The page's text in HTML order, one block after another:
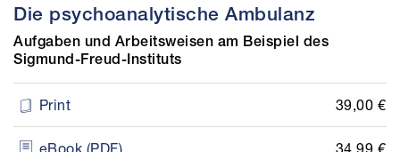
Die psychoanalytische Ambulanz
Aufgaben und Arbeitsweisen am Beispiel des
Sigmund-Freud-Instituts
Print 39,00 €
eBook (PDF) 34,99 €